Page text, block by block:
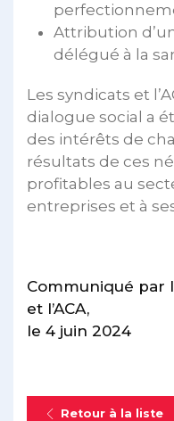
Attribution
délégué à la
Les syndicats et
dialogue social a
des intérêts de
résultats de ces
profitables au
entreprises et à
Communiqué par
et l’ACA,
le 4 juin 2024
Retour à la liste